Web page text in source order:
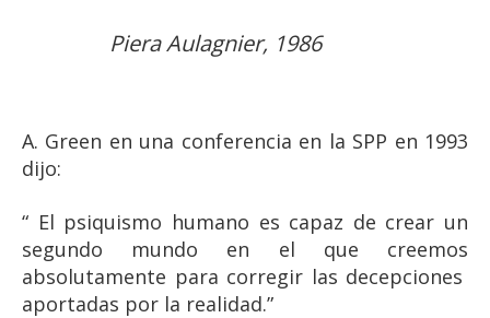
Piera Aulagnier, 1986
A. Green en una conferencia en la SPP en 1993
dijo:
“ El psiquismo humano es capaz de crear un
segundo mundo en el que creemos
absolutamente para corregir las decepciones
aportadas por la realidad.”